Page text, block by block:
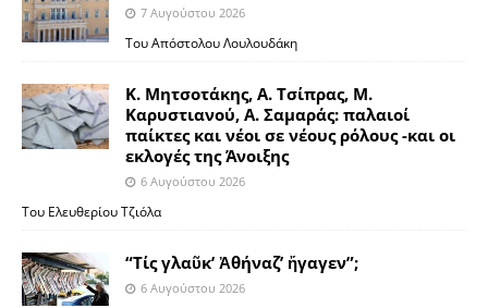
7 Αυγούστου 2026
Του Απόστολου Λουλουδάκη
Κ. Μητσοτάκης, Α. Τσίπρας, Μ.
Καρυστιανού, Α. Σαμαράς: παλαιοί
παίκτες και νέοι σε νέους ρόλους -και οι
εκλογές της Άνοιξης
6 Αυγούστου 2026
Του Ελευθερίου Τζιόλα
“Τίς γλαῦκ’ Ἀθήναζ’ ἤγαγεν”;
6 Αυγούστου 2026